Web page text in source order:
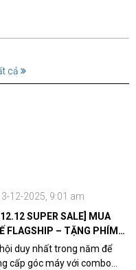
cả
12-2025, 9:01 am
SUPER SALE] MUA
FLAGSHIP – TẶNG PHÍM
duy nhất trong năm để
cấp góc máy với combo